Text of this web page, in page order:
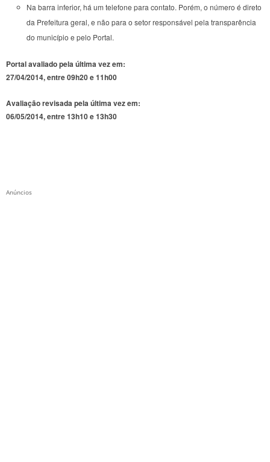
Na barra inferior, há um telefone para contato. Porém, o número é direto
da Prefeitura geral, e não para o setor responsável pela transparência
do município e pelo Portal.
Portal avaliado pela última vez em:
27/04/2014, entre 09h20 e 11h00
Avaliação revisada pela última vez em:
06/05/2014, entre 13h10 e 13h30
Anúncios